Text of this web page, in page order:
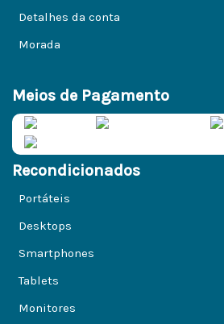
Detalhes da conta
Morada
Meios de Pagamento
Recondicionados
Portáteis
Desktops
Smartphones
Tablets
Monitores